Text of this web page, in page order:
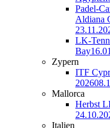
Padel-
Aldiana
LK-
Bay
Zypern
ITF
2026
Mallorca
Herbst
Italien